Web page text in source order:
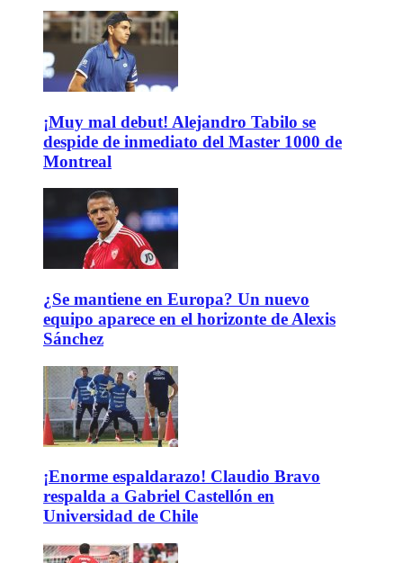
¡Muy mal debut! Alejandro Tabilo se
despide de inmediato del Master 1000 de
Montreal
¿Se mantiene en Europa? Un nuevo
equipo aparece en el horizonte de Alexis
Sánchez
¡Enorme espaldarazo! Claudio Bravo
respalda a Gabriel Castellón en
Universidad de Chile